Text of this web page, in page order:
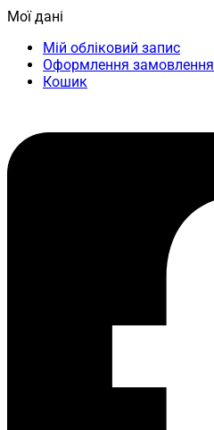
Мої дані
Мій обліковий запис
Оформлення замовлення
Кошик